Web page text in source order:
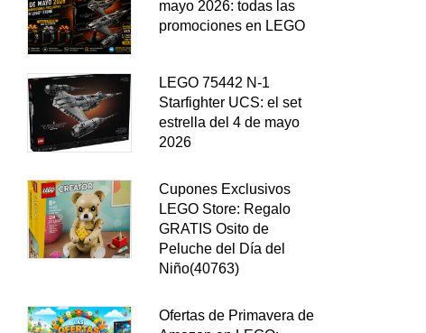
mayo 2026: todas las
promociones en LEGO
LEGO 75442 N-1
Starfighter UCS: el set
estrella del 4 de mayo
2026
Cupones Exclusivos
LEGO Store: Regalo
GRATIS Osito de
Peluche del Día del
Niño(40763)
Ofertas de Primavera de